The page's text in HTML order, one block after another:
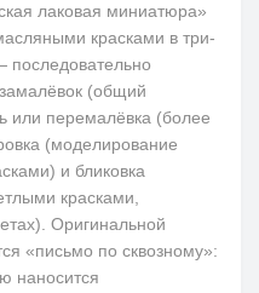
лаковая миниатюра»
красками в три-
последовательно
(общий
или перемалёвка (более
(моделирование
и бликовка
красками,
Оригинальной
«письмо по сквозному»:
наносится